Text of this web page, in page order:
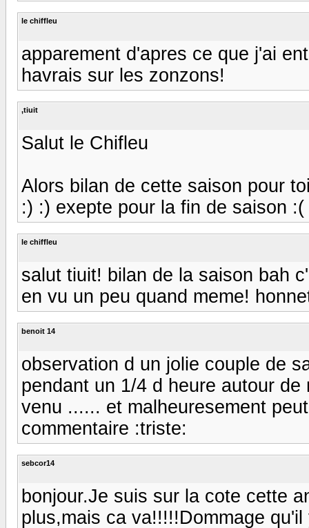
le chiffleu
apparement d'apres ce que j'ai
havrais sur les zonzons!
,tiuit
Salut le Chifleu
Alors bilan de cette saison pour
:) :) exepte pour la fin de saison :(
le chiffleu
salut tiuit! bilan de la saison bah
en vu un peu quand meme!
benoit 14
observation d un jolie couple de
pendant un 1/4 d heure autour
venu ...... et malheuresement
commentaire :triste:
sebcor14
bonjour.Je suis sur la cote cette
plus,mais ca va!!!!!Dommage